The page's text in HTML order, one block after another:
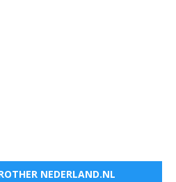
NEDERLAND.NL